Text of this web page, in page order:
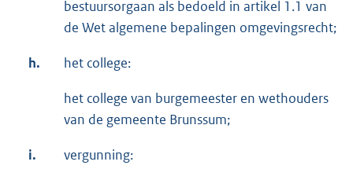
bestuursorgaan als bedoeld in artikel 1.1 van
de Wet algemene bepalingen omgevingsrecht;
h. het college:
het college van burgemeester en wethouders
van de gemeente Brunssum;
i. vergunning: